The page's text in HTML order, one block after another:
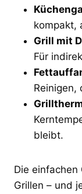
kompakt,
Grill mit
Für
Reinigen,
bleibt.
Die einfachen
Grillen – und